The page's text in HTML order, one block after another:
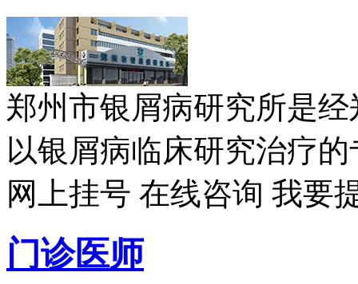
郑州市银屑病研究所是
以银屑病临床研究治疗
网上挂号 在线咨询 我要
门诊医师